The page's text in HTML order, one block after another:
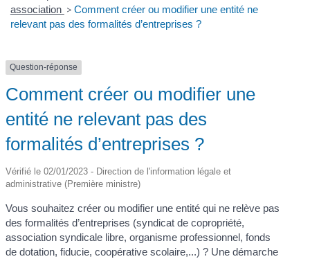
association > Comment créer ou modifier une entité ne
relevant pas des formalités d’entreprises ?
Question-réponse
Comment créer ou modifier une
entité ne relevant pas des
formalités d’entreprises ?
Vérifié le 02/01/2023 - Direction de l'information légale et
administrative (Première ministre)
Vous souhaitez créer ou modifier une entité qui ne relève pas
des formalités d’entreprises (syndicat de copropriété,
association syndicale libre, organisme professionnel, fonds
de dotation, fiducie, coopérative scolaire,...) ? Une démarche